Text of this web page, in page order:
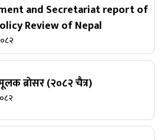
and Secretariat report of
Review of Nepal
ब्राेसर (२०८२ चैत्र)